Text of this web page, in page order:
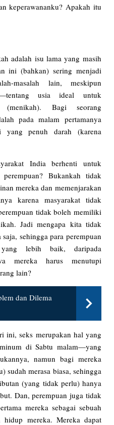
keperawananku? Apakah itu
adalah isu lama yang masih
ini (bahkan) sering menjadi
masalah lain, meskipun
usia ideal untuk
(menikah). Bagi seorang
pada malam pertamanya
penuh darah (karena
India berhenti untuk
perempuan? Bukankah tidak
mereka dan memenjarakan
karena masyarakat tidak
tidak boleh memiliki
Jadi mengapa kita tidak
sehingga para perempuan
lebih baik, daripada
mereka harus menutupi
lain?
dan Dilema
ini, seks merupakan hal yang
di Sabtu malam—yang
namun bagi mereka
sudah merasa biasa, sehingga
(yang tidak perlu) hanya
Dan, perempuan juga tidak
mereka sebagai sebuah
hidup mereka. Mereka dapat